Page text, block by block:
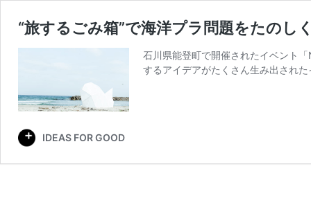
“旅するごみ箱”で海洋プラ問題をたのし
石川県能登町で開催されたイベント
するアイデアがたくさん生み出され
IDEAS FOR GOOD